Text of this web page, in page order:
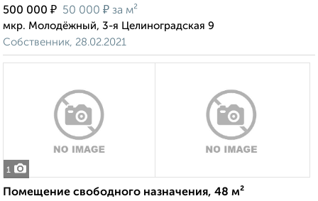
500 000 ₽ 50 000 ₽ за м²
мкр. Молодёжный, 3-я Целиноградская 9
Собственник, 28.02.2021
1
Помещение свободного назначения, 48 м²